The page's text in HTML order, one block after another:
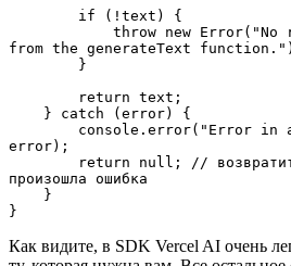
        if (!text) {
from the generateText
        }
        return text;
    } catch (error) {
error);
произошла ошибка
    }
}
Как видите, в SDK Vercel AI очень